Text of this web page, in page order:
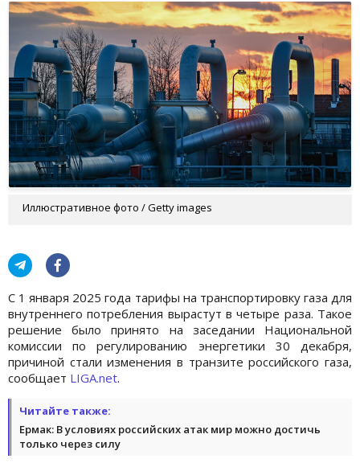
Иллюстративное фото / Getty images
С 1 января 2025 года тарифы на транспортировку газа для
внутреннего потребления вырастут в четыре раза. Такое
решение было принято на заседании Национальной
комиссии по регулированию энергетики 30 декабря,
причиной стали изменения в транзите российского газа,
сообщает LIGA.net.
Читайте также:
Ермак: В условиях российских атак мир можно достичь
только через силу